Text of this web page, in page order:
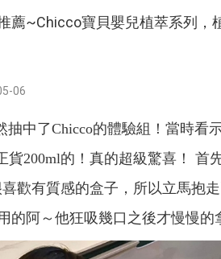
薦~Chicco寶貝嬰兒植萃系列，
06
中了Chicco的體驗組！ 當時看
貨200ml的！真的超級驚喜！ 首
歡有質感的盒子，所以立馬抱
阿～他狂吸幾口之後才慢慢的